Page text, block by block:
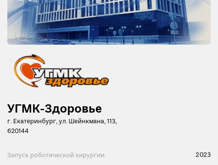
УГМК-Здоровье
г. Екатеринбург, ул. Шейнкмана, 113,
620144
Запуск роботической хирургии 2023